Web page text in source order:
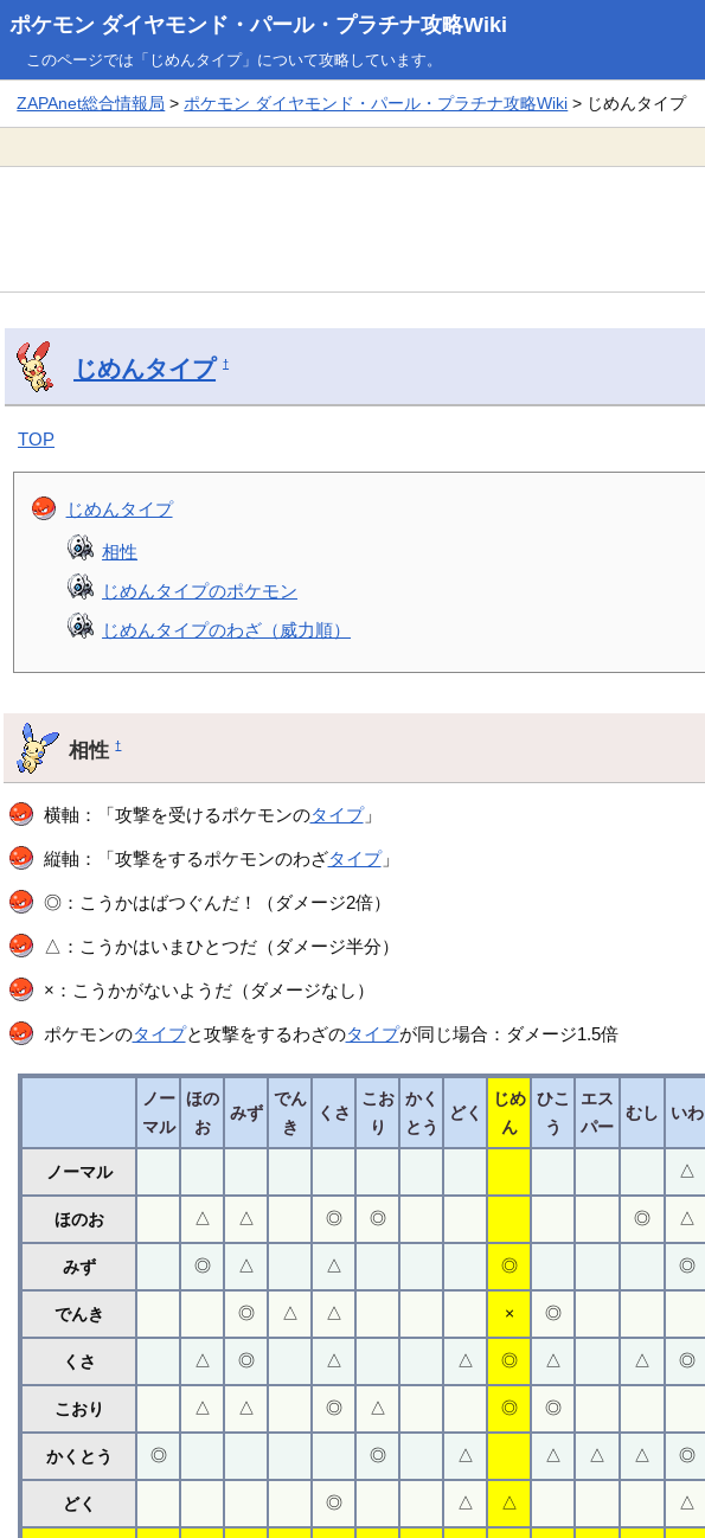
ポケモン ダイヤモンド・パール・プラチナ攻略Wiki
このページでは「じめんタイプ」について攻略しています。
ZAPAnet総合情報局 >ポケモン ダイヤモンド・パール・プラチナ攻略Wiki > じめんタイプ
じめんタイプ †
TOP
じめんタイプ
相性
じめんタイプのポケモン
じめんタイプのわざ（威力順）
相性†
横軸：「攻撃を受けるポケモンのタイプ」
縦軸：「攻撃をするポケモンのわざタイプ」
◎：こうかはばつぐんだ！（ダメージ2倍）
△：こうかはいまひとつだ（ダメージ半分）
×：こうかがないようだ（ダメージなし）
ポケモンのタイプと攻撃をするわざのタイプが同じ場合：ダメージ1.5倍
ノー
マル
ほの
お
みず
でん
き
くさ
こお
り
かく
とう
どく
じめ
ん
ひこ
う
エス
パー
むし いわ
ノーマル △
ほのお △ △ ◎ ◎ ◎ △
みず ◎ △ △ ◎ ◎
でんき ◎ △ △ × ◎
くさ △ ◎ △ △ ◎ △ △ ◎
こおり △ △ ◎ △ ◎ ◎
かくとう ◎ ◎ △ △ △ △ ◎
どく ◎ △ △ △